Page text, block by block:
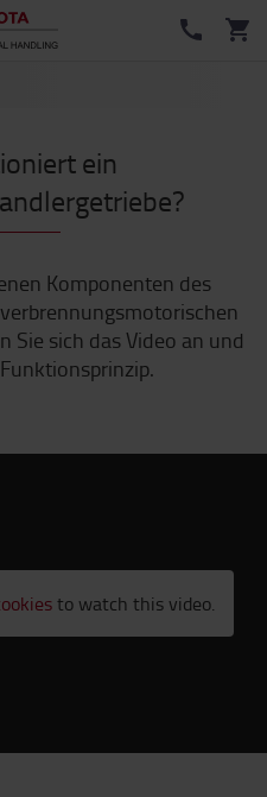
ein
Komponenten des
Sie sich das Video an und
to watch this video.